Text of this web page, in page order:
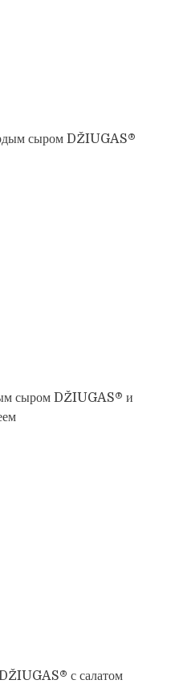
сыром DŽIUGAS®
сыром DŽIUGAS® и
с салатом